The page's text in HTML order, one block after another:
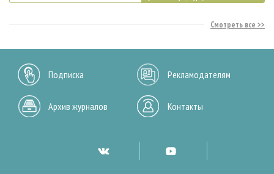
Смотреть все
Подписка Рекламодателям
Архив журналов Контакты